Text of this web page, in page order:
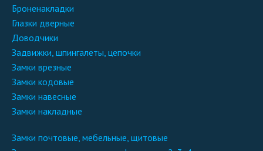
броненакладки
глазки дверные
доводчики
задвижки, шпингалеты, цепочки
замки врезные
замки кодовые
замки навесные
замки накладные
замки почтовые, мебельные, щитовые